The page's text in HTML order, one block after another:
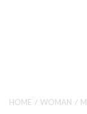
HOME / WOMAN /